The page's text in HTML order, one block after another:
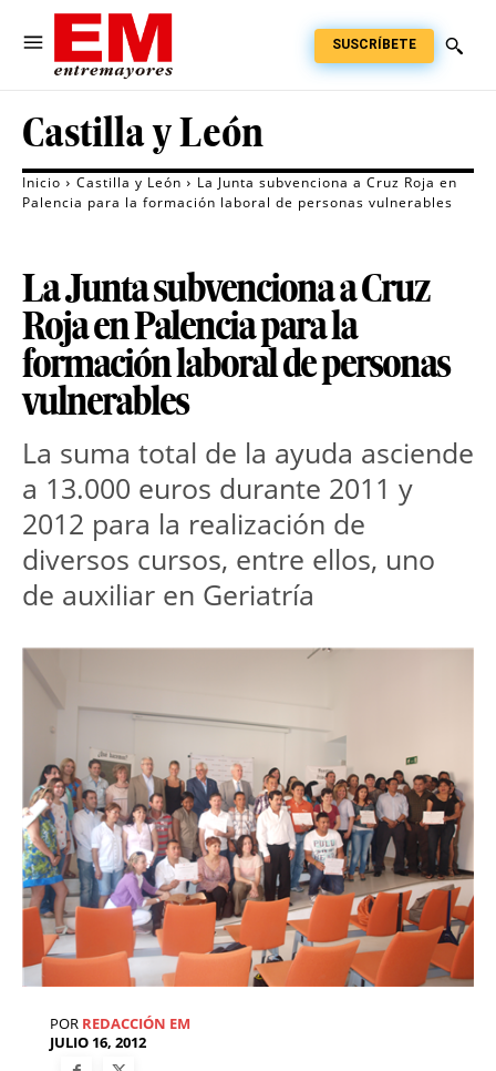
SUSCRÍBETE
Castilla y León
Inicio Castilla y León
La Junta subvenciona a Cruz Roja en
Palencia para la formación laboral de personas vulnerables
La Junta subvenciona a Cruz
Roja en Palencia para la
formación laboral de personas
vulnerables
La suma total de la ayuda asciende
a 13.000 euros durante 2011 y
2012 para la realización de
diversos cursos, entre ellos, uno
de auxiliar en Geriatría
POR REDACCIÓN EM
JULIO 16, 2012